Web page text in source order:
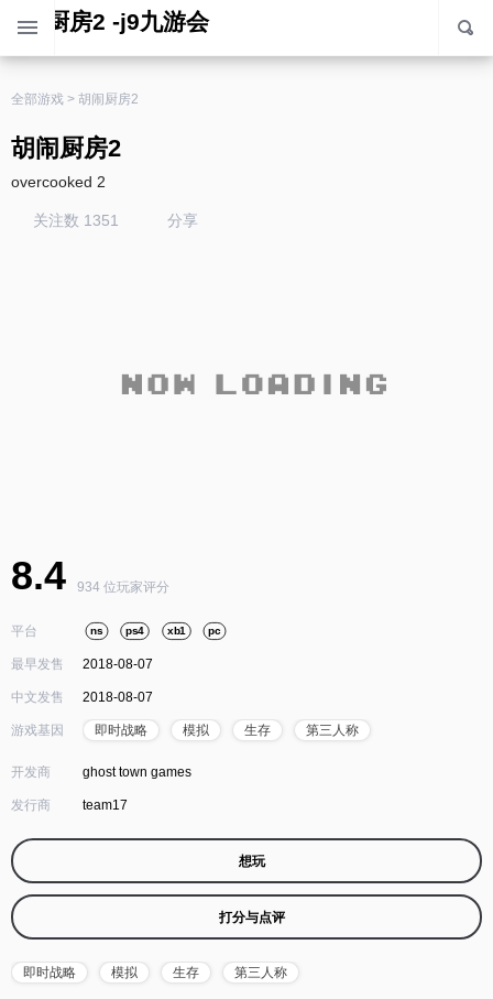
胡闹厨房2 -j9九游会
全部游戏 > 胡闹厨房2
胡闹厨房2
overcooked 2
关注数 1351 分享
8.4 934 位玩家评分
平台 ns ps4 xb1 pc
最早发售 2018-08-07
中文发售 2018-08-07
游戏基因 即时战略 模拟 生存 第三人称
开发商 ghost town games
发行商 team17
想玩
打分与点评
即时战略 模拟 生存 第三人称